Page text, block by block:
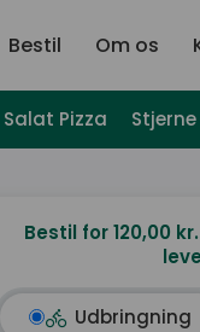
Bestil Om os
Salat Pizza
Bestil for 120,00
Udbringning